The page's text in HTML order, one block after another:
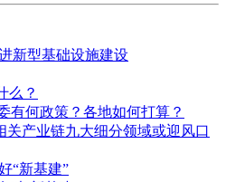
新型基础设施建设
么？
有何政策？各地如何打算？
关产业链九大细分领域或迎风口
“新基建”